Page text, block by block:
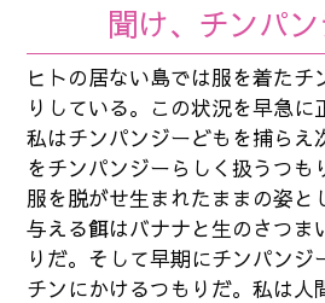
聞け、チンパ
ヒトの居ない島では服を着たチ
りしている。この状況を早急に
私はチンパンジーどもを捕らえ
をチンパンジーらしく扱うつも
服を脱がせ生まれたままの姿と
与える餌はバナナと生のさつま
りだ。そして早期にチンパンジ
チンにかけるつもりだ。私は人